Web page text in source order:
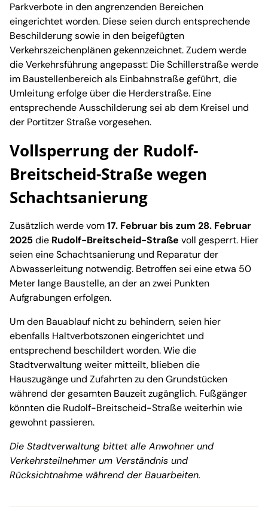
Parkverbote in den angrenzenden Bereichen
eingerichtet worden. Diese seien durch entsprechende
Beschilderung sowie in den beigefügten
Verkehrszeichenplänen gekennzeichnet. Zudem werde
die Verkehrsführung angepasst: Die Schillerstraße werde
im Baustellenbereich als Einbahnstraße geführt, die
Umleitung erfolge über die Herderstraße. Eine
entsprechende Ausschilderung sei ab dem Kreisel und
der Portitzer Straße vorgesehen.
Vollsperrung der Rudolf-
Breitscheid-Straße wegen
Schachtsanierung
Zusätzlich werde vom17. Februar bis zum 28. Februar
2025 die Rudolf-Breitscheid-Straße voll gesperrt. Hier
seien eine Schachtsanierung und Reparatur der
Abwasserleitung notwendig. Betroffen sei eine etwa 50
Meter lange Baustelle, an der an zwei Punkten
Aufgrabungen erfolgen.
Um den Bauablauf nicht zu behindern, seien hier
ebenfalls Haltverbotszonen eingerichtet und
entsprechend beschildert worden. Wie die
Stadtverwaltung weiter mitteilt, blieben die
Hauszugänge und Zufahrten zu den Grundstücken
während der gesamten Bauzeit zugänglich. Fußgänger
könnten die Rudolf-Breitscheid-Straße weiterhin wie
gewohnt passieren.
Die Stadtverwaltung bittet alle Anwohner und
Verkehrsteilnehmer um Verständnis und
Rücksichtnahme während der Bauarbeiten.